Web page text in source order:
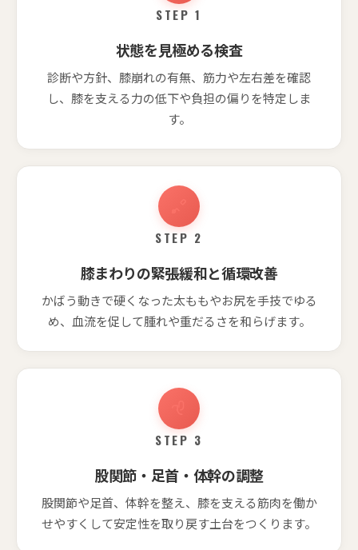
STEP 1
状態を見極める検査
診断や方針、膝崩れの有無、筋力や左右差を確認
し、膝を支える力の低下や負担の偏りを特定しま
す。
STEP 2
膝まわりの緊張緩和と循環改善
かばう動きで硬くなった太ももやお尻を手技でゆる
め、血流を促して腫れや重だるさを和らげます。
STEP 3
股関節・足首・体幹の調整
股関節や足首、体幹を整え、膝を支える筋肉を働か
せやすくして安定性を取り戻す土台をつくります。